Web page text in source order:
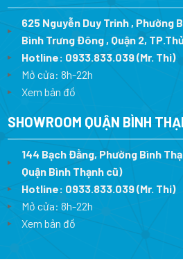
625 Nguyễn Duy Trinh , Phường
Bình Trưng Đông , Quận 2,
Hotline: 0933.833.039(Mr. Thi)
Mở cửa: 8h-22h
Xem bản đồ
SHOWROOM QUẬN BÌNH
144 Bạch Đằng, Phường Bình
Quận Bình Thạnh cũ)
Hotline: 0933.833.039(Mr. Thi)
Mở cửa: 8h-22h
Xem bản đồ